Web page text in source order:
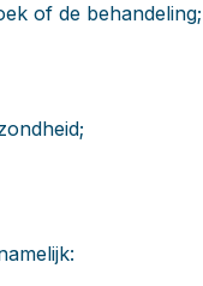
of de behandeling;